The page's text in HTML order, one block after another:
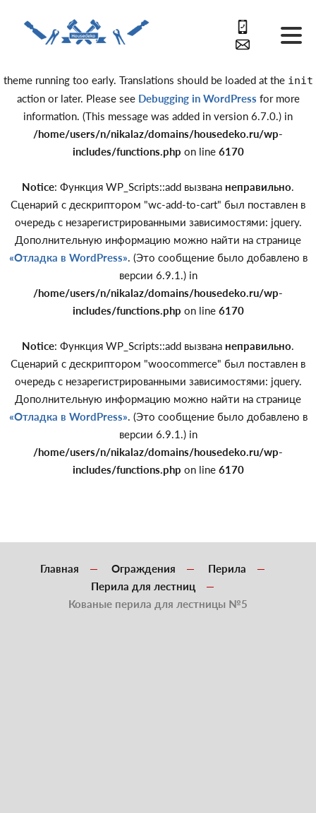
Notice: Function _load_textdomain_just_in_time was called
incorrectly . Translation loading for the
domain was triggered
theme running too early. Translations should be loaded at the init
action or later. Please see Debugging in WordPress for more
information. (This message was added in version 6.7.0.) in
/home/users/n/nikalaz/domains/housedeko.ru/wp-
includes/functions.php on line 6170
Notice: Функция WP_Scripts::add вызвана неправильно.
Сценарий с дескриптором "wc-add-to-cart" был поставлен в
очередь с незарегистрированными зависимостями: jquery.
Дополнительную информацию можно найти на странице
«Отладка в WordPress». (Это сообщение было добавлено в
версии 6.9.1.) in
/home/users/n/nikalaz/domains/housedeko.ru/wp-
includes/functions.php on line 6170
Notice: Функция WP_Scripts::add вызвана неправильно.
Сценарий с дескриптором "woocommerce" был поставлен в
очередь с незарегистрированными зависимостями: jquery.
Дополнительную информацию можно найти на странице
«Отладка в WordPress». (Это сообщение было добавлено в
версии 6.9.1.) in
/home/users/n/nikalaz/domains/housedeko.ru/wp-
includes/functions.php on line 6170
Главная Ограждения
Перила
Перила для лестниц
Кованые перила для лестницы №5